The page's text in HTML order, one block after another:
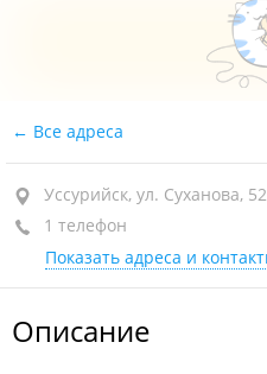
Все адреса
Уссурийск, ул. Суханова, 52
1 телефон
Показать адреса и
Описание